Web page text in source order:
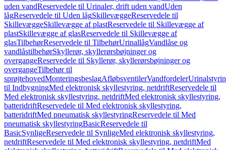
uden vandReservedele til Urinaler, drift uden vandUden
lågReservedele til Uden lågSkillevæggeReservedele til
SkillevæggeSkillevægge af plastReservedele til Skillevægge af
plastSkillevægge af glasReservedele til Skillevægge af
glasTilbehørReservedele til TilbehørUrinallågVandlåse og
vandlåstilbehørSkyllerør, skyllerørsbøjninger og
overgangeReservedele til Skyllerør, skyllerørsbøjninger og
overgangeTilbehør til
sprøjtehovedMonteringsbeslagAfløbsventilerVandfordeler
til IndbygningMed elektronisk skyllestyring, netdriftReservedele til
Med elektronisk skyllestyring, netdriftMed elektronisk skyllestyring,
batteridriftReservedele til Med elektronisk skyllestyring,
batteridriftMed pneumatisk skyllestyringReservedele til Med
pneumatisk skyllestyringBasicReservedele til
BasicSynligeReservedele til SynligeMed elektronisk skyllestyring,
netdriftReservedele til Med elektronisk skyllestyring, netdriftMed